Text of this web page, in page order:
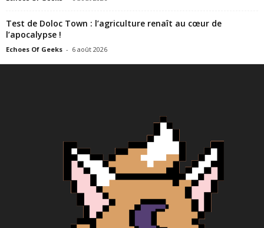
Test de Doloc Town : l’agriculture renaît au cœur de
l’apocalypse !
Echoes Of Geeks - 6 août 2026